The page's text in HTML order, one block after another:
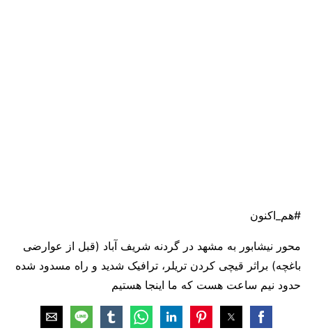
#هم_اکنون
محور نیشابور به مشهد در گردنه شریف آباد (قبل از عوارضی
باغچه) براثر قیچی کردن تریلر، ترافیک شدید و راه مسدود شده
حدود نیم ساعت هست که ما اینجا هستیم